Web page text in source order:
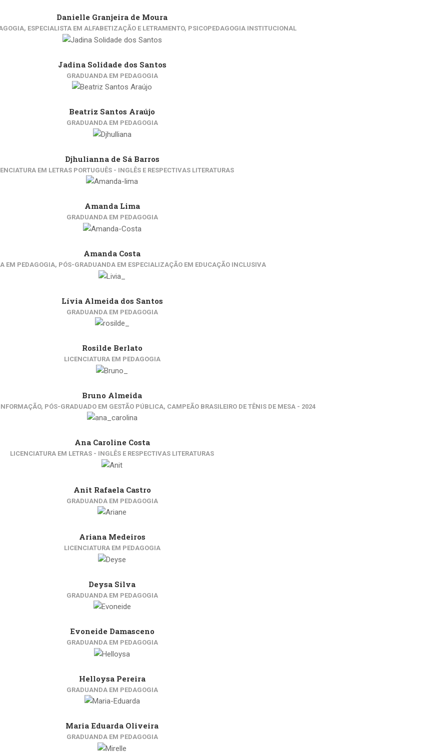
Danielle Granjeira de Moura
ESPECIALISTA EM ALFABETIZAÇÃO E LETRAMENTO, PSICOPEDAGOGIA INSTITUCIONAL
Jadina Solidade dos Santos
GRADUANDA EM PEDAGOGIA
Beatriz Santos Araújo
GRADUANDA EM PEDAGOGIA
Djhulianna de Sá Barros
EM LETRAS PORTUGUÊS - INGLÊS E RESPECTIVAS LITERATURAS
Amanda Lima
GRADUANDA EM PEDAGOGIA
Amanda Costa
EM PEDAGOGIA, PÓS-GRADUANDA EM ESPECIALIZAÇÃO EM EDUCAÇÃO INCLUSIVA
Lívia Almeida dos Santos
GRADUANDA EM PEDAGOGIA
Rosilde Berlato
LICENCIATURA EM PEDAGOGIA
Bruno Almeida
PÓS-GRADUADO EM GESTÃO PÚBLICA, CAMPEÃO BRASILEIRO DE TÊNIS DE MESA - 2024
Ana Caroline Costa
LICENCIATURA EM LETRAS - INGLÊS E RESPECTIVAS LITERATURAS
Anit Rafaela Castro
GRADUANDA EM PEDAGOGIA
Ariana Medeiros
LICENCIATURA EM PEDAGOGIA
Deysa Silva
GRADUANDA EM PEDAGOGIA
Evoneide Damasceno
GRADUANDA EM PEDAGOGIA
Helloysa Pereira
GRADUANDA EM PEDAGOGIA
Maria Eduarda Oliveira
GRADUANDA EM PEDAGOGIA